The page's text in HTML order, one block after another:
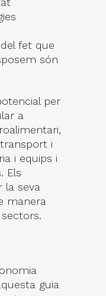
fet que
són
per
a
i
i equips i
Els
la seva
manera
guia